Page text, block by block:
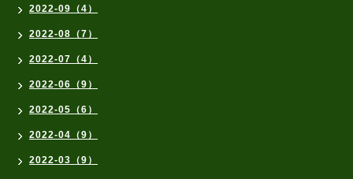
2022-09（4）
2022-08（7）
2022-07（4）
2022-06（9）
2022-05（6）
2022-04（9）
2022-03（9）